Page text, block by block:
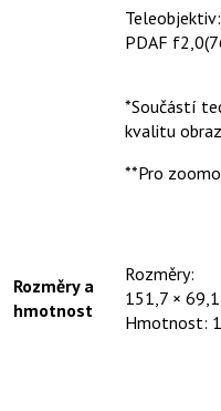
PDAF
*Součástí
kvalitu
**Pro
Rozměry a
hmotnost
Rozměry:
151,7 ×
Hmotnost: